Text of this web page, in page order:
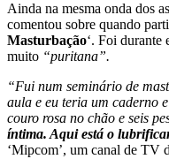
Ainda na mesma onda dos
comentou sobre quando
Masturbação‘. Foi durante
muito “puritana”.
“Fui num seminário de
aula e eu teria um caderno
couro rosa no chão e seis
íntima. Aqui está o
‘Mipcom’, um canal de TV